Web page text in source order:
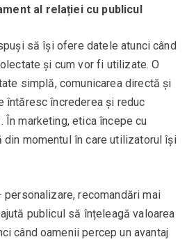
al relației cu publicul
să își ofere datele atunci când
și cum vor fi utilizate. O
simplă, comunicarea directă și
întăresc încrederea și reduc
În marketing, etica începe cu
momentul în care utilizatorul își
recomandări mai
publicul să înțeleagă valoarea
când oamenii percep un avantaj